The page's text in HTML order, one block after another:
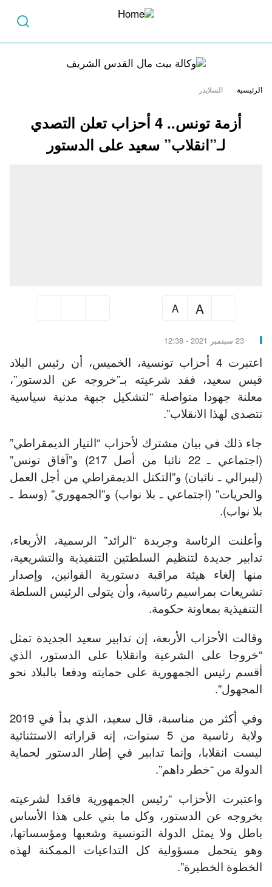
الرئيسية السلايدر
أزمة تونس.. 4 أحزاب تعلن التصدي
لـ”انقلاب” سعيد على الدستور
اعتبرت 4 أحزاب تونسية، الخميس، أن رئيس البلاد
قيس سعيد، فقد شرعيته بـ”خروجه عن الدستور”،
معلنة جهودا متواصلة “لتشكيل جبهة مدنية سياسية
تتصدى لهذا الانقلاب”.
جاء ذلك في بيان مشترك لأحزاب “التيار الديمقراطي”
(اجتماعي ـ 22 نائبا من أصل 217) و”آفاق تونس”
(ليبرالي ـ نائبان) و”التكتل الديمقراطي من أجل العمل
والحريات” (اجتماعي ـ بلا نواب) و”الجمهوري” (وسط ـ
بلا نواب).
وأعلنت الرئاسة وجريدة “الرائد” الرسمية، الأربعاء،
تدابير جديدة لتنظيم السلطتين التنفيذية والتشريعية،
منها إلغاء هيئة مراقبة دستورية القوانين، وإصدار
تشريعات بمراسيم رئاسية، وأن يتولى الرئيس السلطة
التنفيذية بمعاونة حكومة.
وقالت الأحزاب الأربعة، إن تدابير سعيد الجديدة تمثل
“خروجا على الشرعية وانقلابا على الدستور، الذي
أقسم رئيس الجمهورية على حمايته ودفعا بالبلاد نحو
المجهول”.
وفي أكثر من مناسبة، قال سعيد، الذي بدأ في 2019
ولاية رئاسية من 5 سنوات، إنه قراراته الاستثنائية
ليست انقلابا، وإنما تدابير في إطار الدستور لحماية
الدولة من “خطر داهم”.
واعتبرت الأحزاب “رئيس الجمهورية فاقدا لشرعيته
بخروجه عن الدستور، وكل ما بني على هذا الأساس
باطل ولا يمثل الدولة التونسية وشعبها ومؤسساتها،
وهو يتحمل مسؤولية كل التداعيات الممكنة لهذه
الخطوة الخطيرة”.
A
A